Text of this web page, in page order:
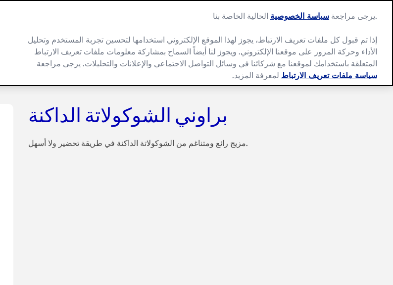
Skip
content
وصفات منتجاتنا دليلنا العملي
براوني الشوكولاتة الداكنة
مزيج رائع ومتناغم من الشوكولاتة الداكنة في طريقة تحضير ولا أسهل.
.يرجى مراجعة سياسة الخصوصية الحالية الخاصة بنا
إذا تم قبول كل ملفات تعريف الارتباط، يجوز لهذا الموقع الإلكتروني استخدامها لتحسين تجربة المستخدم وتحليل
الأداء وحركة المرور على موقعنا الإلكتروني. ويجوز لنا أيضاً السماح بمشاركة معلومات ملفات تعريف الارتباط
المتعلقة باستخدامك لموقعنا مع شركائنا في وسائل التواصل الاجتماعي والإعلانات والتحليلات. يرجى مراجعة
سياسة ملفات تعريف الارتباط لمعرفة المزيد.